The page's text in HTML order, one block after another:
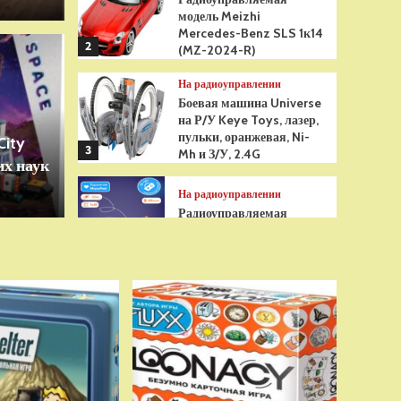
Гуджитсу
Паук Водная
наук
2
модель Meizhi
Mercedes-Benz SLS 1к14
(MZ-2024-R)
3
На радиоуправлении
Боевая машина Universe
на Р/У Keye Toys, лазер,
пульки, оранжевая, Ni-
Mh и З/У, 2.4G
На радиоуправлении
Радиоуправляемая
На радиоуправлении
Р/У танк Taigen 1/16
Panzerkampfwagen III
(Германия) HC (для ИК
танкового боя) V3 2.4G
RTR, TG3848-1HC-IR3.0